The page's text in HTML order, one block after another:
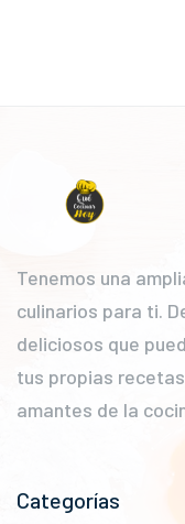
Tenemos una
culinarios para ti.
deliciosos que
tus propias
amantes de la
Categorías